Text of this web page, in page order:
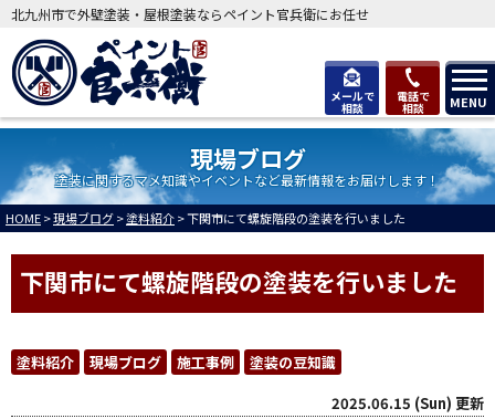
メールで
相談
電話で
相談 MENU
北九州市で外壁塗装・屋根塗装ならペイント官兵衛にお任せ
現場ブログ
塗装に関するマメ知識やイベントなど最新情報をお届けします！
HOME>現場ブログ>塗料紹介>下関市にて螺旋階段の塗装を行いました
下関市にて螺旋階段の塗装を行いました
塗料紹介 現場ブログ 施工事例
塗装の豆知識
2025.06.15 (Sun) 更新